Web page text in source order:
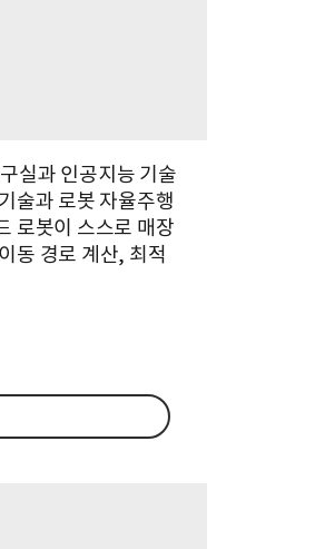
실과 인공지능 기술
술과 로봇 자율주행
로봇이 스스로 매장
동 경로 계산, 최적